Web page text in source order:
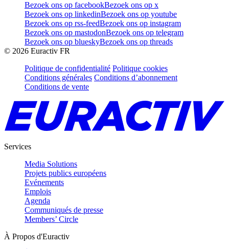
Bezoek ons op facebookBezoek ons op x
Bezoek ons op linkedinBezoek ons op youtube
Bezoek ons op rss-feedBezoek ons op instagram
Bezoek ons op mastodonBezoek ons op telegram
Bezoek ons op blueskyBezoek ons op threads
© 2026 Euractiv FR
Politique de confidentialité Politique cookies
Conditions générales Conditions d’abonnement
Conditions de vente
Services
Media Solutions
Projets publics européens
Evénements
Emplois
Agenda
Communiqués de presse
Members’ Circle
À Propos d'Euractiv